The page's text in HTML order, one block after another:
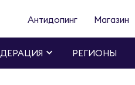
Антидопинг Магазин
РЕГИОНЫ